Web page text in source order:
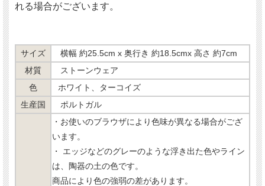
れる場合がございます。
サイズ
横幅 約25.5cm x 奥行き 約18.5cmx 高さ 約7cm
材質
ストーンウェア
色
ホワイト、ターコイズ
生産国
ポルトガル
・お使いのブラウザにより色味が異なる場合がござ
います。
・ エッジなどのグレーのような浮き出た色やライン
は、陶器の土の色です。
商品により色の強弱の差があります。